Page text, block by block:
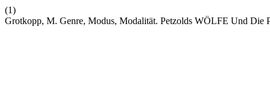
(1)
Grotkopp, M. Genre, Modus, Modalität. Petzolds WÖLFE Und Die